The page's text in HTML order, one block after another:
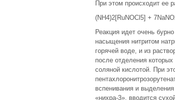
При этом происходит ее
(NH4)2[RuNOCl5] +
Реакция идет очень
насыщения нитритом
горячей воде, и из
после отделения
соляной кислотой. При
вспенивания и
«нихра‑3», вводится